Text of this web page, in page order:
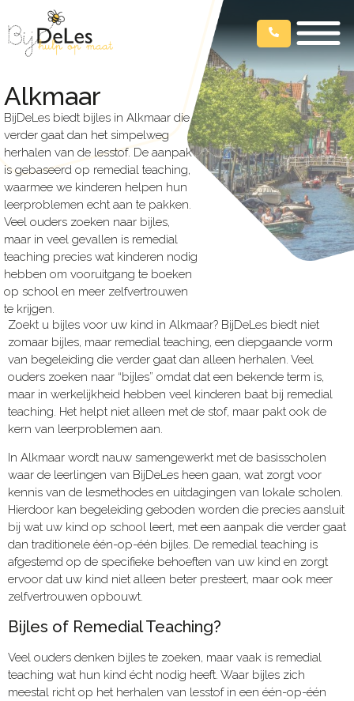
Alkmaar
BijDeLes biedt bijles in Alkmaar die
verder gaat dan het simpelweg
herhalen van de lesstof. De aanpak
is gebaseerd op remedial teaching,
waarmee we kinderen helpen hun
leerproblemen echt aan te pakken.
Veel ouders zoeken naar bijles,
maar in veel gevallen is remedial
teaching precies wat kinderen nodig
hebben om vooruitgang te boeken
op school en meer zelfvertrouwen
te krijgen.
Zoekt u bijles voor uw kind in Alkmaar? BijDeLes biedt niet
zomaar bijles, maar remedial teaching, een diepgaande vorm
van begeleiding die verder gaat dan alleen herhalen. Veel
ouders zoeken naar “bijles” omdat dat een bekende term is,
maar in werkelijkheid hebben veel kinderen baat bij remedial
teaching. Het helpt niet alleen met de stof, maar pakt ook de
kern van leerproblemen aan.
In Alkmaar wordt nauw samengewerkt met de basisscholen
waar de leerlingen van BijDeLes heen gaan, wat zorgt voor
kennis van de lesmethodes en uitdagingen van lokale scholen.
Hierdoor kan begeleiding geboden worden die precies aansluit
bij wat uw kind op school leert, met een aanpak die verder gaat
dan traditionele één-op-één bijles. De remedial teaching is
afgestemd op de specifieke behoeften van uw kind en zorgt
ervoor dat uw kind niet alleen beter presteert, maar ook meer
zelfvertrouwen opbouwt.
Bijles of Remedial Teaching?
Veel ouders denken bijles te zoeken, maar vaak is remedial
teaching wat hun kind écht nodig heeft. Waar bijles zich
meestal richt op het herhalen van lesstof in een één-op-één